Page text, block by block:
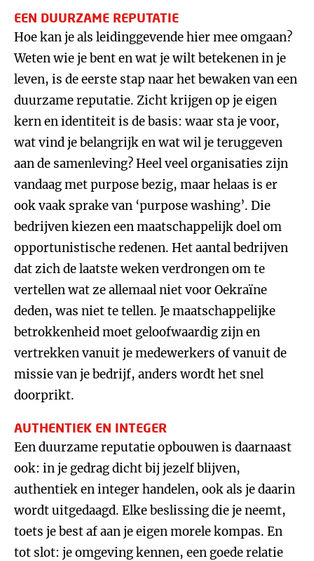
EEN DUURZAME REPUTATIE
Hoe kan je als leidinggevende hier mee omgaan?
Weten wie je bent en wat je wilt betekenen in je
leven, is de eerste stap naar het bewaken van een
duurzame reputatie. Zicht krijgen op je eigen
kern en identiteit is de basis: waar sta je voor,
wat vind je belangrijk en wat wil je teruggeven
aan de samenleving? Heel veel organisaties zijn
vandaag met purpose bezig, maar helaas is er
ook vaak sprake van ‘purpose washing’. Die
bedrijven kiezen een maatschappelijk doel om
opportunistische redenen. Het aantal bedrijven
dat zich de laatste weken verdrongen om te
vertellen wat ze allemaal niet voor Oekraïne
deden, was niet te tellen. Je maatschappelijke
betrokkenheid moet geloofwaardig zijn en
vertrekken vanuit je medewerkers of vanuit de
missie van je bedrijf, anders wordt het snel
doorprikt.
AUTHENTIEK EN INTEGER
Een duurzame reputatie opbouwen is daarnaast
ook: in je gedrag dicht bij jezelf blijven,
authentiek en integer handelen, ook als je daarin
wordt uitgedaagd. Elke beslissing die je neemt,
toets je best af aan je eigen morele kompas. En
tot slot: je omgeving kennen, een goede relatie